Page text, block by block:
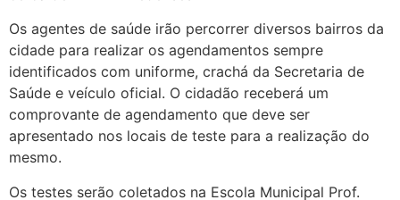
Os agentes de saúde irão percorrer diversos bairros da
cidade para realizar os agendamentos sempre
identificados com uniforme, crachá da Secretaria de
Saúde e veículo oficial. O cidadão receberá um
comprovante de agendamento que deve ser
apresentado nos locais de teste para a realização do
mesmo.
Os testes serão coletados na Escola Municipal Prof.